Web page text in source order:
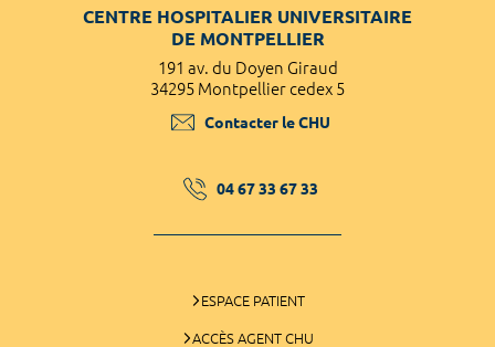
CENTRE HOSPITALIER UNIVERSITAIRE
DE MONTPELLIER
191 av. du Doyen Giraud
34295 Montpellier cedex 5
Contacter le CHU
04 67 33 67 33
ESPACE PATIENT
ACCÈS AGENT CHU